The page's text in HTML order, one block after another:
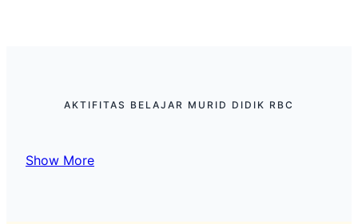
AKTIFITAS BELAJAR MURID DIDIK RBC
Show More